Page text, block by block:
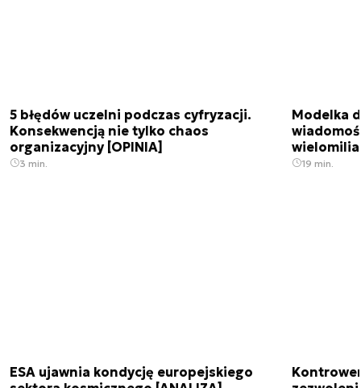
5 błędów uczelni podczas cyfryzacji.
Konsekwencją nie tylko chaos
organizacyjny [OPINIA]
3 min.
Modelka
19 min.
ESA ujawnia kondycję europejskiego